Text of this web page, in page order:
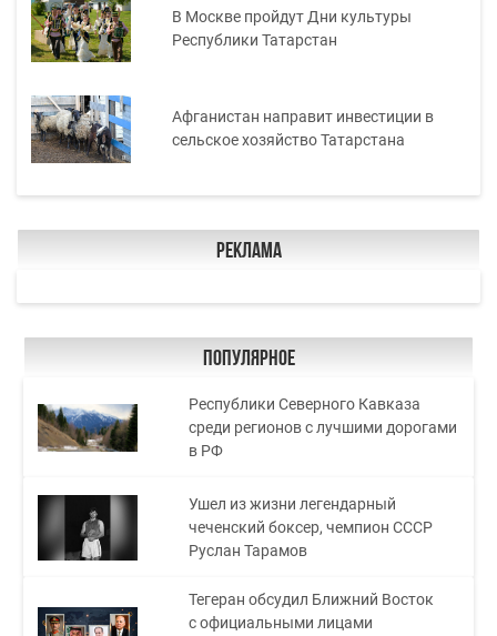
В Москве пройдут Дни культуры
Республики Татарстан
Афганистан направит инвестиции в
сельское хозяйство Татарстана
Реклама
Популярное
Республики Северного Кавказа
среди регионов с лучшими дорогами
в РФ
Ушел из жизни легендарный
чеченский боксер, чемпион СССР
Руслан Тарамов
Тегеран обсудил Ближний Восток
с официальными лицами